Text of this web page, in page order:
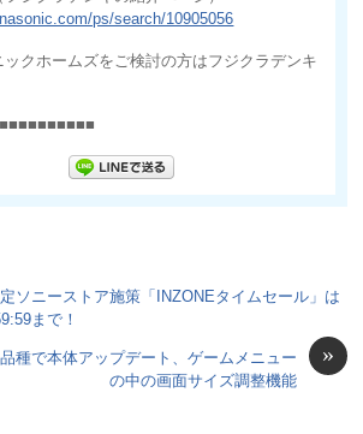
ps/search/10905056
ックホームズをご検討の方はフジクラデンキ
定ソニーストア施策「INZONEタイムセール」は
まで！
»
種で本体アップデート、ゲームメニュー
の中の画面サイズ調整機能